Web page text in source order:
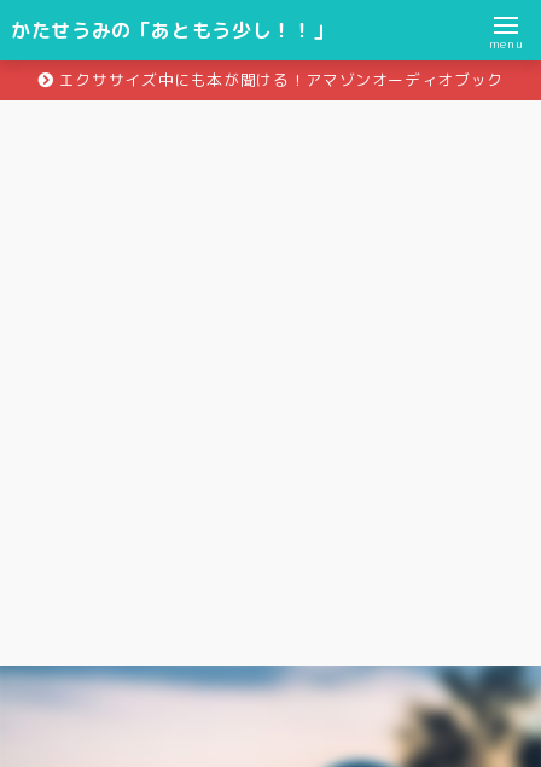
かたせうみの「あともう少し！！」
menu
エクササイズ中にも本が聞ける！アマゾンオーディオブック